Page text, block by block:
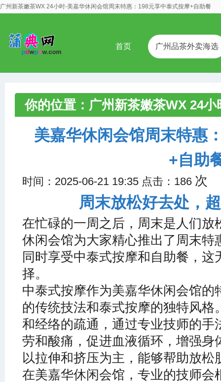
广州新茶嫩茶WX 24小时-美嘉华休闲会馆周末特惠：198元享中泰式按摩+自助餐
首页 广州品茶外卖海选
你的位置： 广州新茶嫩茶WX 24小
嘉华休闲会馆周末特惠：198元享
美嘉华休闲会馆周末特惠
+自助
时间：2025-06-21 19:35 点击：186 次
周末放松好去处，
在忙碌的一周之后，周末是人们放
休闲会馆为大家精心推出了周末特
同时享受中泰式按摩和自助餐，
择。
中泰式按摩作为美嘉华休闲会馆的
的传统技法和泰式按摩的独特风格
和经络的疏通，通过专业技师的手
劳和酸痛，促进血液循环，增强身
以拉伸和挤压为主，能够帮助放
在美嘉华休闲会馆，专业的技师会